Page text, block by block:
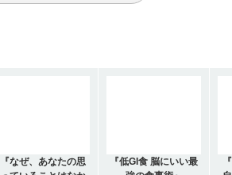
『なぜ、あなたの思
『低GI食 脳にいい最